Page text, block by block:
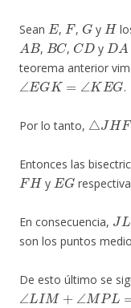
Sean
E
,
F
,
G
y
H
AB
,
BC
,
CD
y
DA
teorema anterior
∠EGK= ∠KEG
.
Por lo tanto,
△ HF
Entonces las
FH
y
EG
En consecuencia,
L⊥
son los puntos
De esto último se
∠LIM+ ∠MPL=π